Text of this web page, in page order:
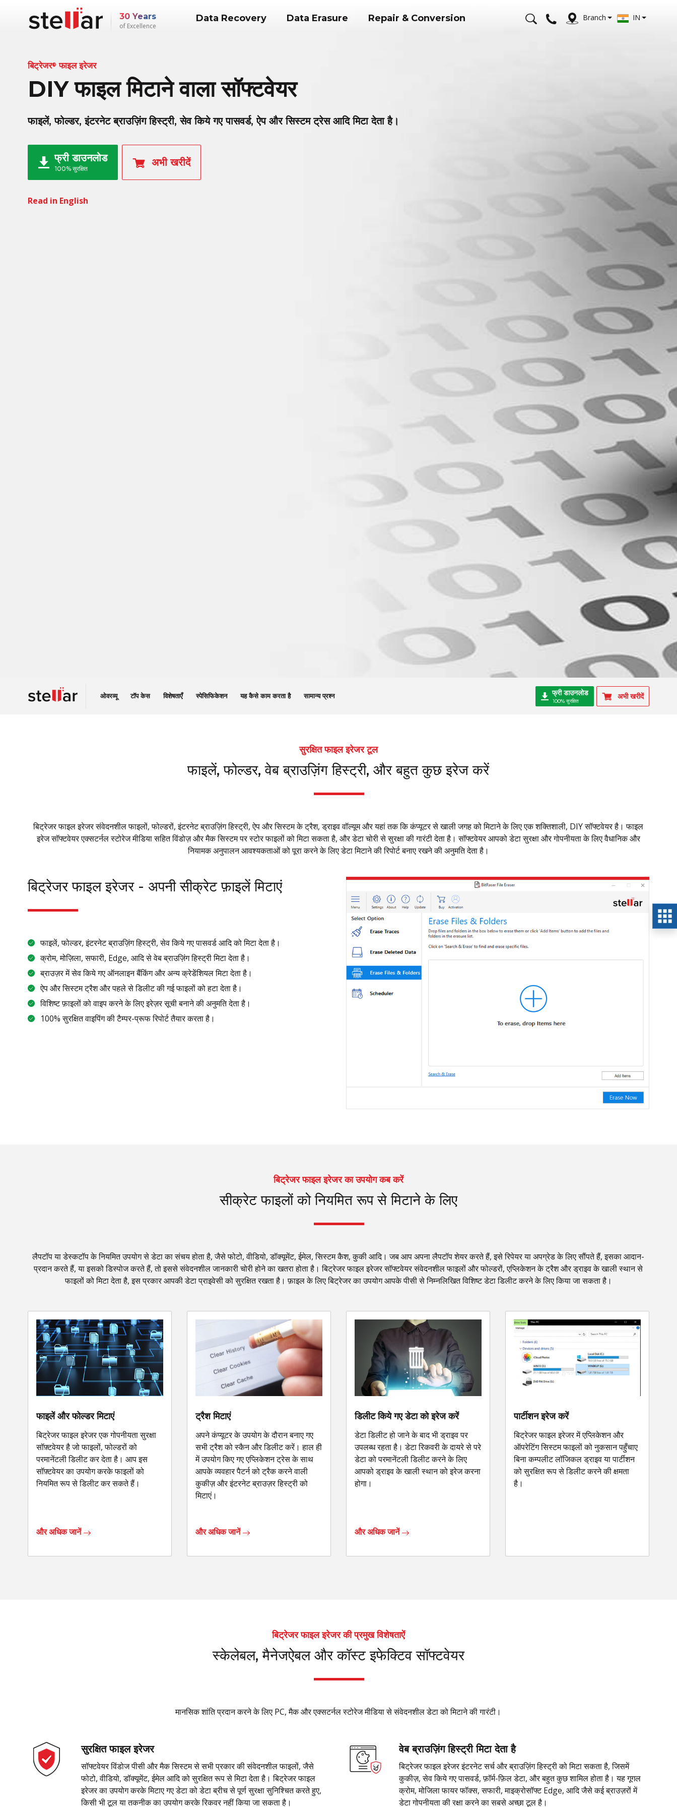
30 Years
of Excellence
Data Recovery Data Erasure Repair & Conversion Branch IN
बिट्रेजर® फाइल इरेजर
DIY फाइल मिटाने वाला सॉफ्टवेयर
फाइलें, फोल्डर, इंटरनेट ब्राउज़िंग हिस्ट्री, सेव किये गए पासवर्ड, ऐप और सिस्टम ट्रेस आदि मिटा देता है।
फ्री डाउनलोड
100% सुरक्षित
अभी खरीदें
Read in English
ओवरव्यू टॉप केस विशेषताएँ स्पेसिफिकेशन यह कैसे काम करता है सामान्य प्रश्न फ्री डाउनलोड
100% सुरक्षित
अभी खरीदें
सुरक्षित फाइल इरेजर टूल
फाइलें, फोल्डर, वेब ब्राउज़िंग हिस्ट्री, और बहुत कुछ इरेज करें
बिट्रेजर फाइल इरेजर संवेदनशील फाइलों, फोल्डरों, इंटरनेट ब्राउज़िंग हिस्ट्री, ऐप और सिस्टम के ट्रैश, ड्राइव वॉल्यूम और यहां तक कि कंप्यूटर से खाली जगह को मिटाने के लिए एक शक्तिशाली, DIY सॉफ्टवेयर है। फाइल
इरेज सॉफ्टवेयर एक्सटर्नल स्टोरेज मीडिया सहित विंडोज़ और मैक सिस्टम पर स्टोर फाइलों को मिटा सकता है, और डेटा चोरी से सुरक्षा की गारंटी देता है। सॉफ्टवेयर आपको डेटा सुरक्षा और गोपनीयता के लिए वैधानिक और
नियामक अनुपालन आवश्यकताओं को पूरा करने के लिए डेटा मिटाने की रिपोर्ट बनाए रखने की अनुमति देता है।
बिट्रेजर फाइल इरेजर - अपनी सीक्रेट फ़ाइलें मिटाएं
फाइलें, फोल्डर, इंटरनेट ब्राउज़िंग हिस्ट्री, सेव किये गए पासवर्ड आदि को मिटा देता है।
क्रोम, मोज़िला, सफारी, Edge, आदि से वेब ब्राउज़िंग हिस्ट्री मिटा देता है।
ब्राउज़र में सेव किये गए ऑनलाइन बैंकिंग और अन्य क्रेडेंशियल मिटा देता है।
ऐप और सिस्टम ट्रैश और पहले से डिलीट की गई फाइलों को हटा देता है।
विशिष्ट फ़ाइलों को वाइप करने के लिए इरेज़र सूची बनाने की अनुमति देता है।
100% सुरक्षित वाइपिंग की टैम्पर-प्रूफ रिपोर्ट तैयार करता है।
बिट्रेजर फाइल इरेजर का उपयोग कब करें
सीक्रेट फाइलों को नियमित रूप से मिटाने के लिए
लैपटॉप या डेस्कटॉप के नियमित उपयोग से डेटा का संचय होता है, जैसे फोटो, वीडियो, डॉक्यूमेंट, ईमेल, सिस्टम कैश, कुकी आदि। जब आप अपना लैपटॉप शेयर करते हैं, इसे रिपेयर या अपग्रेड के लिए सौंपते हैं, इसका आदान-
प्रदान करते हैं, या इसको डिस्पोज करते हैं, तो इससे संवेदनशील जानकारी चोरी होने का खतरा होता है। बिट्रेजर फाइल इरेजर सॉफ्टवेयर संवेदनशील फाइलों और फोल्डरों, एप्लिकेशन के ट्रैश और ड्राइव के खाली स्थान से
फाइलों को मिटा देता है, इस प्रकार आपकी डेटा प्राइवेसी को सुरक्षित रखता है। फ़ाइल के लिए बिट्रेजर का उपयोग आपके पीसी से निम्नलिखित विशिष्ट डेटा डिलीट करने के लिए किया जा सकता है।
फाइलें और फोल्डर मिटाएं
बिट्रेजर फाइल इरेजर एक गोपनीयता सुरक्षा
सॉफ़्टवेयर है जो फाइलों, फोल्डरों को
परमानेंटली डिलीट कर देता है। आप इस
सॉफ़्टवेयर का उपयोग करके फाइलों को
नियमित रूप से डिलीट कर सकते हैं।
और अधिक जानें
ट्रैश मिटाएं
अपने कंप्यूटर के उपयोग के दौरान बनाए गए
सभी ट्रैश को स्कैन और डिलीट करें। हाल ही
में उपयोग किए गए एप्लिकेशन ट्रेस के साथ
आपके व्यवहार पैटर्न को ट्रैक करने वाली
कुकीज़ और इंटरनेट ब्राउज़र हिस्ट्री को
मिटाएं।
और अधिक जानें
डिलीट किये गए डेटा को इरेज करें
डेटा डिलीट हो जाने के बाद भी ड्राइव पर
उपलब्ध रहता है। डेटा रिकवरी के दायरे से परे
डेटा को परमानेंटली डिलीट करने के लिए
आपको ड्राइव के खाली स्थान को इरेज करना
होगा।
और अधिक जानें
पार्टीशन इरेज करें
बिट्रेजर फाइल इरेजर में एप्लिकेशन और
ऑपरेटिंग सिस्टम फाइलों को नुकसान पहुँचाए
बिना कम्पलीट लॉजिकल ड्राइव या पार्टीशन
को सुरक्षित रूप से डिलीट करने की क्षमता
है।
बिट्रेजर फाइल इरेजर की प्रमुख विशेषताऐं
स्केलेबल, मैनेजऐबल और कॉस्ट इफेक्टिव सॉफ्टवेयर
मानसिक शांति प्रदान करने के लिए PC, मैक और एक्सटर्नल स्टोरेज मीडिया से संवेदनशील डेटा को मिटाने की गारंटी।
सुरक्षित फाइल इरेजर
सॉफ्टवेयर विंडोज पीसी और मैक सिस्टम से सभी प्रकार की संवेदनशील फाइलों, जैसे
फोटो, वीडियो, डॉक्यूमेंट, ईमेल आदि को सुरक्षित रूप से मिटा देता है। बिट्रेजर फाइल
इरेजर का उपयोग करके मिटाए गए डेटा को डेटा ब्रीच से पूर्ण सुरक्षा सुनिश्चित करते हुए,
किसी भी टूल या तकनीक का उपयोग करके रिकवर नहीं किया जा सकता है।
वेब ब्राउज़िंग हिस्ट्री मिटा देता है
बिट्रेजर फाइल इरेजर इंटरनेट सर्च और ब्राउज़िंग हिस्ट्री को मिटा सकता है, जिसमें
कुकीज़, सेव किये गए पासवर्ड, फ़ॉर्म-फ़िल डेटा, और बहुत कुछ शामिल होता है। यह गूगल
क्रोम, मोजिला फायर फॉक्स, सफारी, माइक्रोसॉफ्ट Edge, आदि जैसे कई ब्राउज़रों में
डेटा गोपनीयता की रक्षा करने का सबसे अच्छा टूल है।